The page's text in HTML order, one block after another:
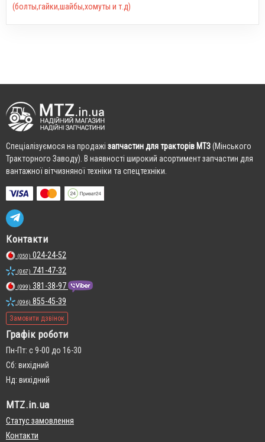
(болты,гайки,шайбы,хомуты и т.д)
Cпеціалізуємося на продажі запчастин для тракторів МТЗ(Мінського
Тракторного Заводу). В наявності широкий асортимент запчастин для
вантажної вітчизняної техніки та спецтехніки.
Контакти
(050) 024-24-52
(067) 741-47-32
(099) 381-38-97
(096) 855-45-39
Замовити дзвінок
Графік роботи
Пн-Пт: с 9-00 до 16-30
Сб: вихідний
Нд: вихідний
MTZ.in.ua
Статус замовлення
Контакти